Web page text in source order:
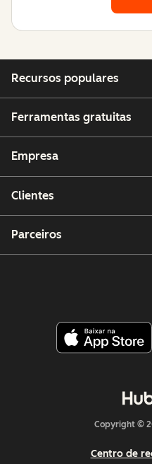
Recursos populares
Ferramentas gratuitas
Empresa
Clientes
Parceiros
Copyright ©
Centro de